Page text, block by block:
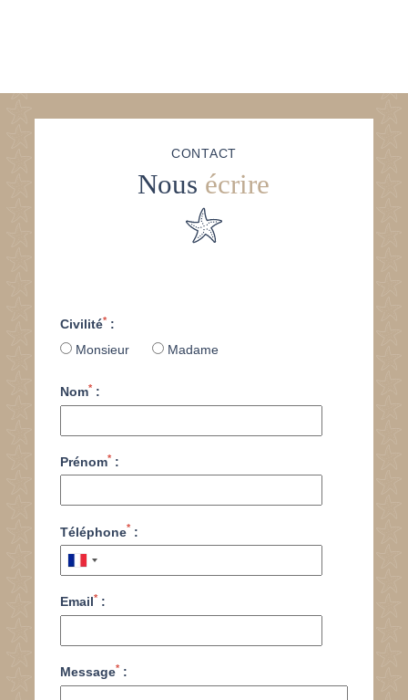
CONTACT
Nous écrire
Civilité*:
Monsieur
Madame
Nom*:
Prénom*:
Téléphone*:
Email*:
Message*:
BONS CADEAUX
ACCÈS & CONTACT